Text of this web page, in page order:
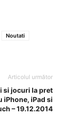
Noutati
Articolul următor
si jocuri la pret
iPhone, iPad si
– 19.12.2014